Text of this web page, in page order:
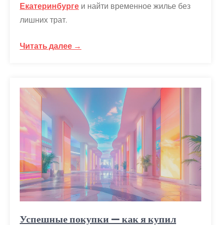
Екатеринбурге и найти временное жилье без
лишних трат.
Читать далее →
Успешные покупки — как я купил